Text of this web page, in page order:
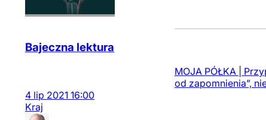
Bajeczna lektura
MOJA PÓŁKA |
od zapomnienia”,
4 lip 2021 16:00
Kraj